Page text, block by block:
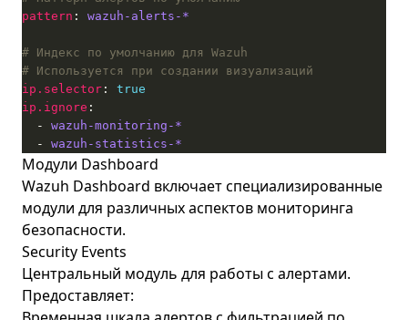
pattern : wazuh-alerts-*
# Индекс по умолчанию для Wazuh
# Используется при создании визуализаций
ip.selector : true
ip.ignore
  -
wazuh-monitoring-*
  -
wazuh-statistics-*
Модули Dashboard
Wazuh Dashboard включает специализированные
модули для различных аспектов мониторинга
безопасности.
Security Events
Центральный модуль для работы с алертами.
Предоставляет: